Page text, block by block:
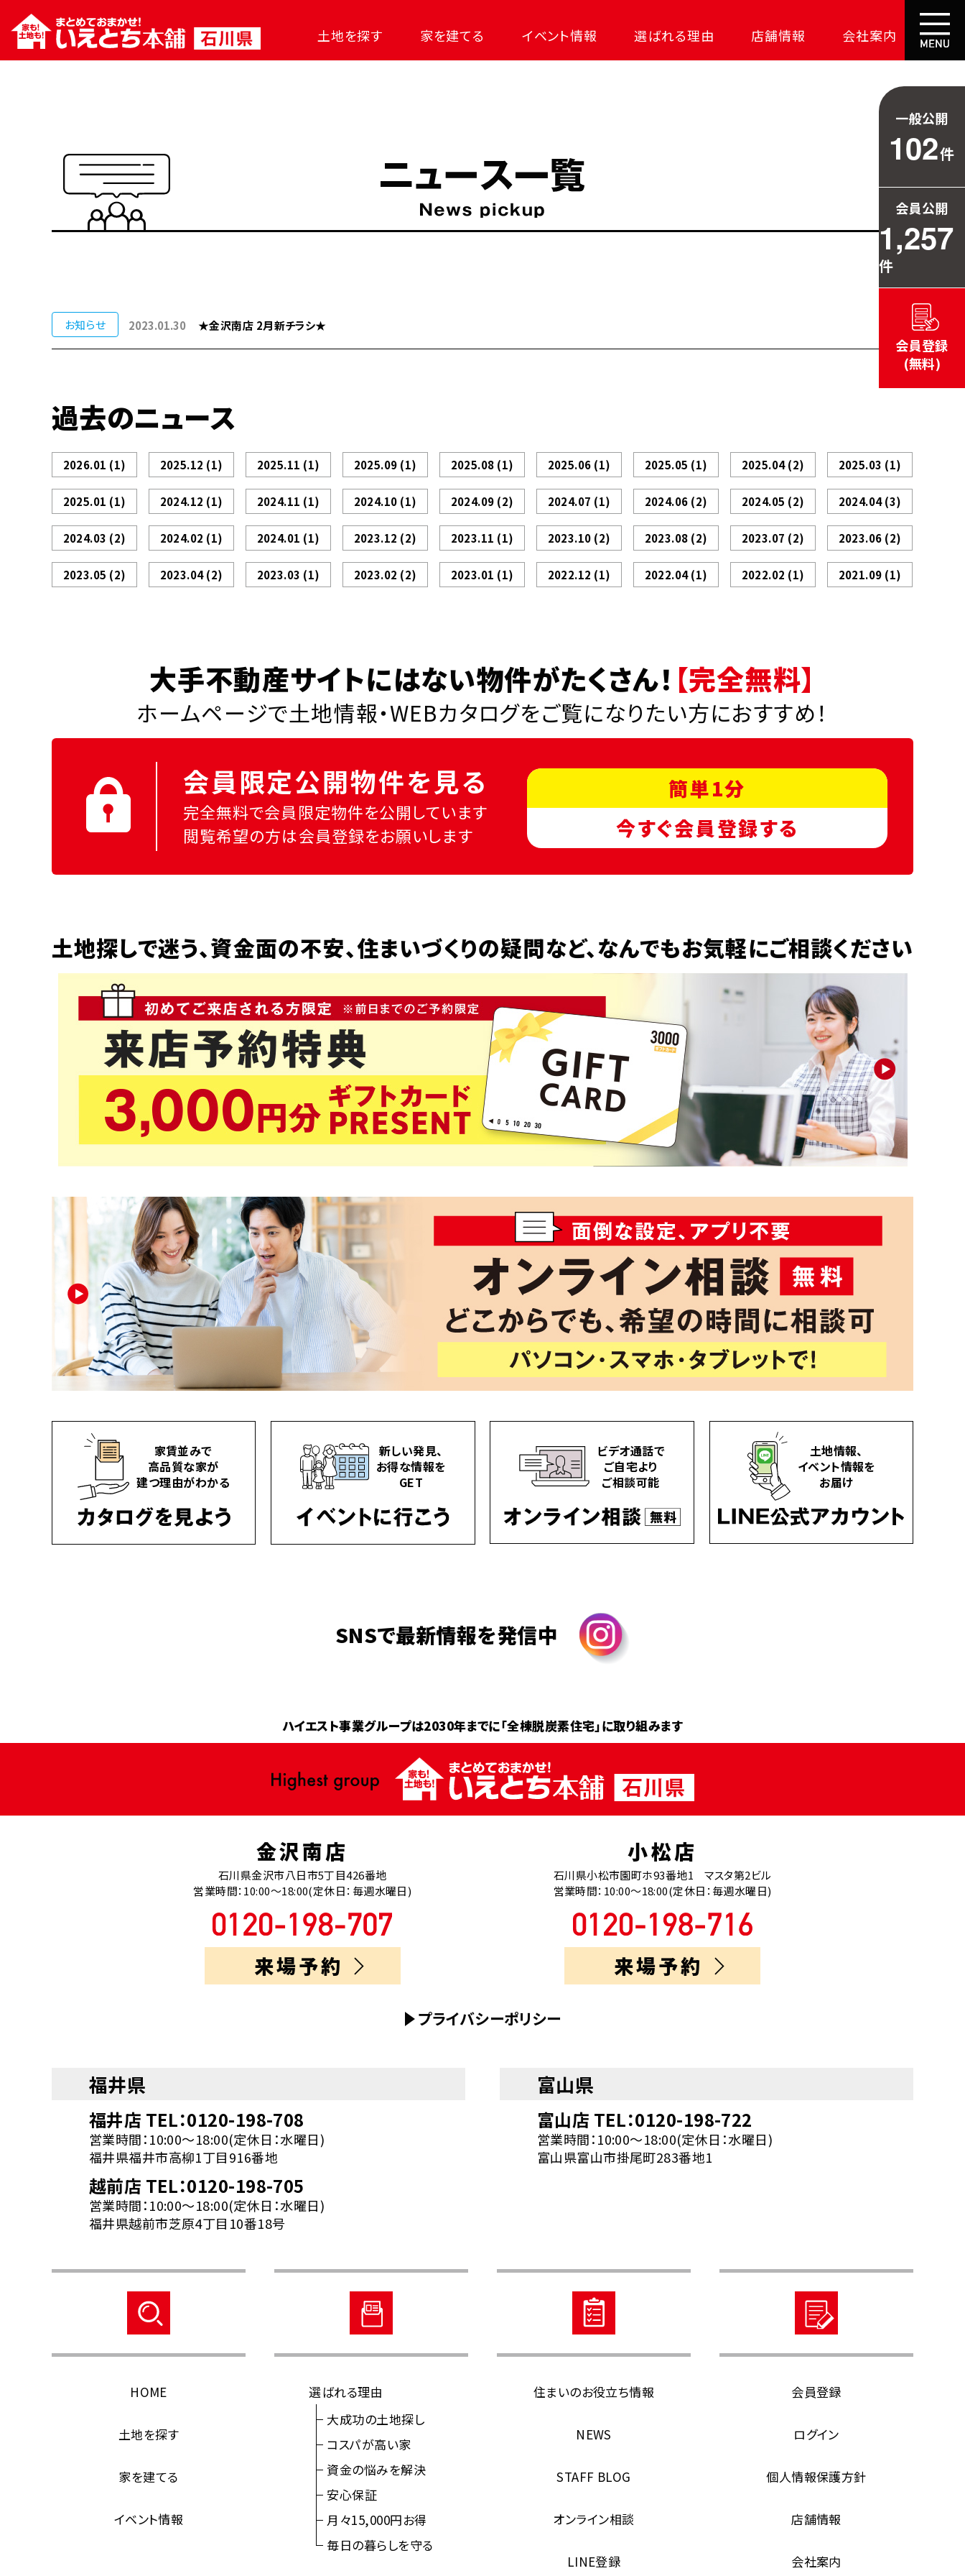
土地を探す 家を建てる イベント情報 選ばれる理由
大成功の土地探し
店舗情報 会社案内
お知らせ 2023.01.30 ★金沢南店 2月新チラシ★
過去のニュース
2026.01 (1) 2025.12 (1) 2025.11 (1) 2025.09 (1) 2025.08 (1) 2025.06 (1) 2025.05 (1) 2025.04(2) 2025.03 (1)
2025.01 (1) 2024.12 (1) 2024.11 (1) 2024.10 (1) 2024.09 (2) 2024.07 (1) 2024.06 (2) 2024.05 (2) 2024.04(3)
2024.03 (2) 2024.02 (1) 2024.01 (1) 2023.12 (2) 2023.11 (1) 2023.10 (2) 2023.08 (2) 2023.07 (2) 2023.06 (2)
2023.05 (2) 2023.04(2) 2023.03 (1) 2023.02 (2) 2023.01 (1) 2022.12 (1) 2022.04(1) 2022.02 (1) 2021.09 (1)
大手不動産サイトにはない物件がたくさん！ 【完全無料】
ホームページで土地情報・WEBカタログをご覧になりたい方におすすめ！
会員限定公開物件を見る
完全無料で会員限定物件を公開しています
閲覧希望の方は会員登録をお願いします
簡単1分
今すぐ会員登録する
土地探しで迷う、資金面の不安、住まいづくりの疑問など、なんでもお気軽にご相談ください
家賃並みで
高品質な家が
建つ理由がわかる
新しい発見、
お得な情報を
GET
ビデオ通話で
ご自宅より
ご相談可能
土地情報、
イベント情報を
お届け
SNSで最新情報を発信中
ハイエスト事業グループは2030年までに「全棟脱炭素住宅」に取り組みます
金沢南店
石川県金沢市八日市5丁目426番地
営業時間：10:00～18:00(定休日：毎週水曜日)
来場予約
小松店
石川県小松市園町ホ93番地1 マスタ第2ビル
営業時間：10:00～18:00(定休日：毎週水曜日)
来場予約
プライバシーポリシー
福井県
福井店 TEL：0120-198-708
営業時間：10:00～18:00(定休日：水曜日)
福井県福井市高柳1丁目916番地
越前店 TEL：0120-198-705
営業時間：10:00～18:00(定休日：水曜日)
福井県越前市芝原4丁目10番18号
富山県
富山店 TEL：0120-198-722
営業時間：10:00～18:00(定休日：水曜日)
富山県富山市掛尾町283番地1
HOME
土地を探す
家を建てる
イベント情報
選ばれる理由
大成功の土地探し
コスパが高い家
資金の悩みを解決
安心保証
月々15,000円お得
毎日の暮らしを守る
住まいのお役立ち情報
NEWS
STAFF BLOG
オンライン相談
LINE登録
会員登録
ログイン
個人情報保護方針
店舗情報
会社案内
一般公開
102件
会員公開
1,257
件
会員登録
(無料)